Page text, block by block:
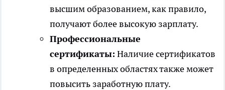
высшим образованием, как правило,
получают более высокую зарплату.
Профессиональные
сертификаты: Наличие сертификатов
в определенных областях также может
повысить заработную плату.